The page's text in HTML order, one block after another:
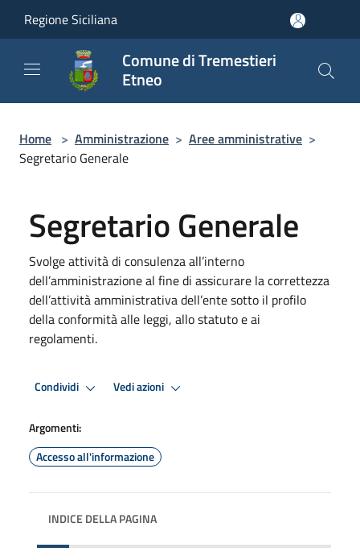
Regione Siciliana
Comune di Tremestieri
Etneo
Home > Amministrazione > Aree amministrative >
Segretario Generale
Segretario Generale
Svolge attività di consulenza all’interno
dell’amministrazione al fine di assicurare la correttezza
dell’attività amministrativa dell’ente sotto il profilo
della conformità alle leggi, allo statuto e ai
regolamenti.
Condividi Vedi azioni
Argomenti:
Accesso all'informazione
INDICE DELLA PAGINA